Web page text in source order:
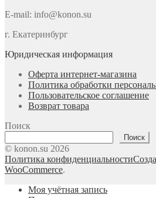
E-mail: info@konon.su
г. Екатеринбург
Юридическая информация
Оферта интернет-магазина
Политика обработки
Пользовательское соглашение
Возврат товара
Поиск
Поиск
© konon.su 2026
Политика конфиденциальности
WooCommerce.
Моя учётная запись